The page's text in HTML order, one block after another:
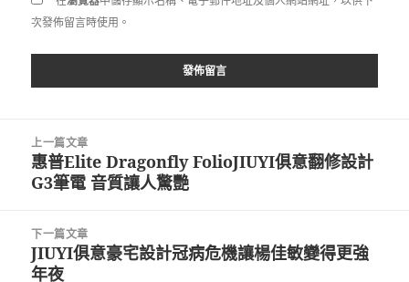
次發佈留言時使用。
上一篇文章
上
一
文
章:
惠普Elite Dragonfly FolioJIUYI俱意翻修設計
G3筆電 音質讓人驚艷
下一篇文章
下
一
JIUYI俱意豪宅設計冠病危機讓楊佳敏變得更強
年夜